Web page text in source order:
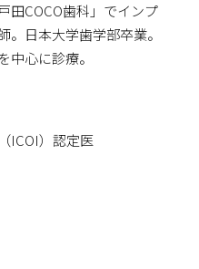
田COCO歯科」でインプ
。日本大学歯学部卒業。
中心に診療。
ICOI）認定医